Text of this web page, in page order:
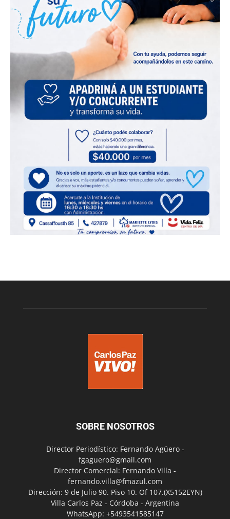
SOBRE NOSOTROS
Director Periodístico: Fernando Agüero -
fgaguero@gmail.com
Director Comercial: Fernando Villa -
fernando.villa@fmazul.com
Dirección: 9 de Julio 90. Piso 10. Of 107.(X5152EYN)
Villa Carlos Paz - Córdoba - Argentina
WhatsApp: +5493541585147